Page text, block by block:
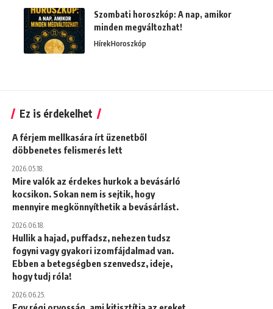
Szombati horoszkóp: A nap, amikor
minden megváltozhat!
HírekHoroszkóp
Ez is érdekelhet
A férjem mellkasára írt üzenetből
döbbenetes felismerés lett
2026.05.18.
Mire valók az érdekes hurkok a bevásárló
kocsikon. Sokan nem is sejtik, hogy
mennyire megkönnyíthetik a bevásárlást.
2026.06.18.
Hullik a hajad, puffadsz, nehezen tudsz
fogyni vagy gyakori izomfájdalmad van.
Ebben a betegségben szenvedsz, ideje,
hogy tudj róla!
2026.06.25.